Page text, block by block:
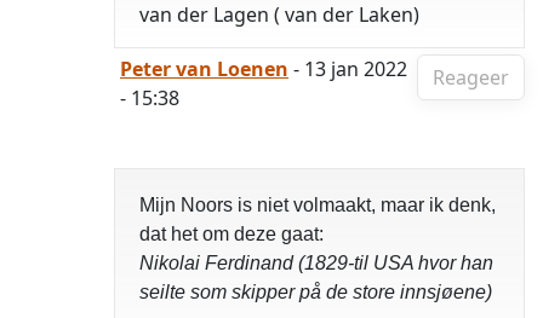
van der Lagen ( van der Laken)
Reageer
Peter van Loenen - 13 jan 2022
- 15:38
Mijn Noors is niet volmaakt, maar ik denk,
dat het om deze gaat:
Nikolai Ferdinand (1829-til USA hvor han
seilte som skipper på de store innsjøene)